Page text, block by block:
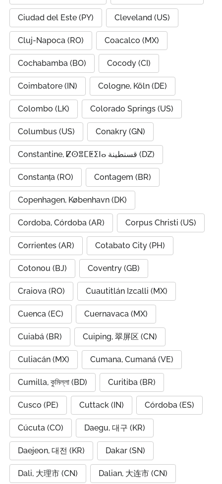
Ciudad del Este (PY) Cleveland (US)
Cluj-Napoca (RO) Coacalco (MX)
Cochabamba (BO) Cocody (CI)
Coimbatore (IN) Cologne, Köln (DE)
Colombo (LK) Colorado Springs (US)
Columbus (US) Conakry (GN)
Constantine, ⵇⵙⴻⵎⵟⵉⵏⴰ قسنطينة (DZ)
Constanța (RO) Contagem (BR)
Copenhagen, København (DK)
Cordoba, Córdoba (AR) Corpus Christi (US)
Corrientes (AR) Cotabato City (PH)
Cotonou (BJ) Coventry (GB)
Craiova (RO) Cuautitlán Izcalli (MX)
Cuenca (EC) Cuernavaca (MX)
Cuiabá (BR) Cuiping, 翠屏区 (CN)
Culiacán (MX) Cumana, Cumaná (VE)
Cumilla, কুমিল্লা (BD) Curitiba (BR)
Cusco (PE) Cuttack (IN) Córdoba (ES)
Cúcuta (CO) Daegu, 대구 (KR)
Daejeon, 대전 (KR) Dakar (SN)
Dali, 大理市 (CN) Dalian, 大连市 (CN)